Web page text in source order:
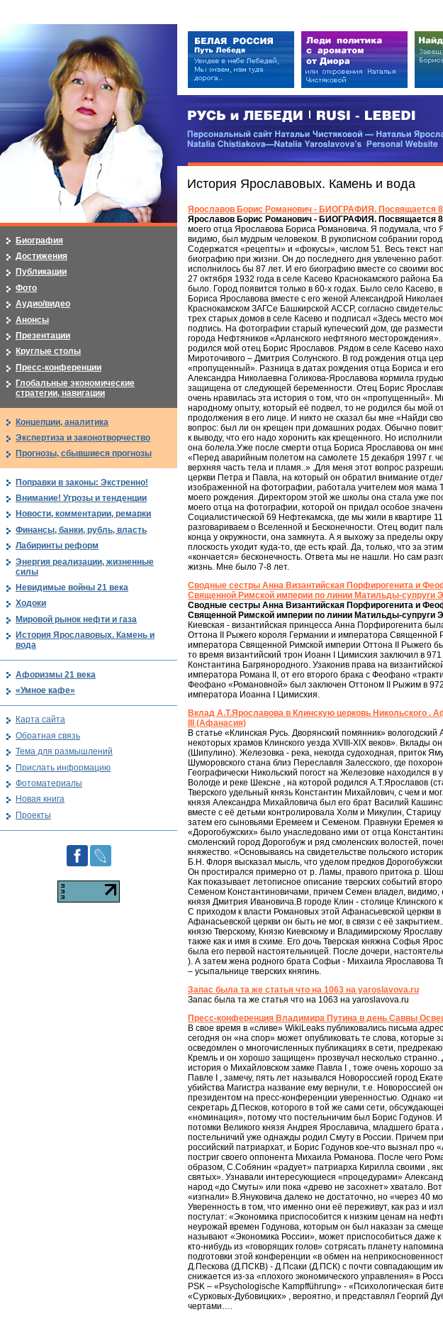
РУСЬ и ЛЕБЕДИ | RUSI — LEBEDI
Персональный сайт Натальи Чистяковой — Натальи Ярославовой
История Ярославовых. Камень и вода
Ярославов Борис Романович - БИОГРАФИЯ. Посвящается
Ярославов Борис Романович - БИОГРАФИЯ. Посвящается
моего отца Ярославова Бориса Романовича. Я подумала,
видимо, был мудрым человеком. В рукописном собрании
Содержатся «рецепты» и «фокусы», числом 51. Весь текст
биографию при жизни. Он до последнего дня увлеченно
исполнилось бы 87 лет. И его биографию вместе со своими
27 октября 1932 года в селе Касево Краснокамского района
было. Город появится только в 60-х годах. Было село
Бориса Ярославова вместе с его женой Александрой
Краснокамском ЗАГСе Башкирской АССР, согласно
трех старых домов в селе Касево и подписал «Здесь место
подпись. На фотографии старый купеческий дом, где
города Нефтяников «Арланского нефтяного
родился мой отец Борис Ярославов. Рядом в селе Касево
Мироточивого – Дмитрия Солунского. В год рождения отца
«пропущенный». Разница в датах рождения отца Бориса и
Александра Николаевна Голикова-Ярославова кормила
защищена от следующей беременности. Отец Борис
очень нравилась эта история о том, что он «пропущенный».
народному опыту, который её подвел, то не родился бы мой
продолжения в его лице. И никто не сказал бы мне «Найди
вопрос: был ли он крещен при домашних родах. Обычно
к выводу, что его надо хоронить как крещенного. Но
она болела.Уже после смерти отца Бориса Ярославова он
«Перед аварийным полетом на самолете 15 декабря 1997 г.
верхняя часть тела и пламя..» .Для меня этот вопрос
церкви Петра и Павла, на который он обратил внимание
изображенной на фотографии, работала учителем моя мама
моего рождения. Директором этой же школы она стала уже
моего отца на фотографии, которой он придал особое
Социалистической 69 Нефтекамска, где мы жили в квартире
разговариваем о Вселенной и Бесконечности. Отец водит
конца у окружности, она замкнута. А я выхожу за пределы
плоскость уходит куда-то, где есть край. Да, только, что за
«кончается» бесконечность. Ответа мы не нашли. Но сам
жизнь. Мне было 7-8 лет.
Сводные сестры Анна Византийская Порфирогенита и
Священной Римской империи по линии Матильды-супруги
Сводные сестры Анна Византийская Порфирогенита и
Священной Римской империи по линии Матильды-супруги
Киевская - византийская принцесса Анна Порфирогенита
Оттона II Рыжего короля Германии и императора Священной
императора Священной Римской империи Оттона II Рыжего
то время византийский трон Иоанн I Цимисхия заключил в
Константина Багрянородного. Узаконив права на
императора Романа II, от его второго брака с Феофано
Феофано «Романовной» был заключен Оттоном II Рыжим в
императора Иоанна I Цимисхия.
Вклад А.Т.Ярославова в Клинскую церковь Никольского .
III (Афанасия)
В статье «Клинская Русь. Дворянский помянник»
некоторых храмов Клинского уезда XVIII-XIX веков». Вклады
(Шипулино). Железовка - река, некогда судоходная, приток
Шуморовского стана близ Переславля Залесского, где
Географически Никольский погост на Железовке находился
Вологде и реке Шексне , на которой родился А.Т.Ярославов
Тверского удельный князь Константин Михайлович, с чем и
князя Александра Михайловича был его брат Василий
вместе с её детьми контролировала Холм и Микулин,
затем его сыновьями Еремеем и Семеном. Правнуки Еремея
«Дорогобужских» было унаследовано ими от отца
смоленский город Дорогобуж и ряд смоленских волостей,
княжество. «Основываясь на свидетельстве польского
Б.Н. Флоря высказал мысль, что уделом предков
Он простирался примерно от р. Ламы, правого притока р.
Как показывает летописное описание тверских событий
Семеном Константиновичами, причем Семен владел, видимо,
князя Дмитрия Ивановича.В городе Клин - столице
С приходом к власти Романовых этой Афанасьевской церкви
Афанасьевской церкви он быть не мог, в связи с её
князю Тверскому, Князю Киевскому и Владимирскому
также как и имя в схиме. Его дочь Тверская княжна Софья
была его первой настоятельницей. После дочери,
). А затем жена родного брата Софьи - Михаила Ярославова
– усыпальнице тверских княгинь.
Запас была та же статья что на 1063 на yaroslavova.ru
Запас была та же статья что на 1063 на yaroslavova.ru
Пресс-конференция Владимира Путина в день Саввы
В свое время в «сливе» WikiLeaks публиковались письма
сегодня он «на спор» может опубликовать те слова,
осведомлен о многочисленных публикациях в сети,
Кремль и он хорошо защищен» прозвучал несколько
история о Михайловском замке Павла I , тоже очень хорошо
Павле I , замечу, пять лет назывался Новороссией город
убийства Магистра название ему вернули, т.е.
президентом на пресс-конференции уверенностью. Однако
секретарь Д.Песков, которого в той же сами сети,
«номинация», потому что постельничим был Борис Годунов.
потомки Великого князя Андрея Ярославича, младшего
постельничий уже однажды родил Смуту в России. Причем
российский патриархат, и Борис Годунов кое-что вызнал
постриг своего оппонента Михаила Романова. После чего
образом, С.Собянин «радует» патриарха Кирилла своими ,
святых». Узнавали интересующиеся «процедурами»
народ «до Смуты» или пока «древо не засохнет» хватало.
«изгнали» В.Януковича далеко не достаточно, но «через 40
Уверенность в том, что именно они её переживут, как раз и
постулат: «Экономика приспособится к низким ценам на
неурожай времен Годунова, которым он был наказан за
называют «Экономика России», может приспособиться даже
кто-нибудь из «говорящих голов» сотрясать планету
подготовки этой конференции «в обмен на
Д.Пескова (Д.ПСКВ) - Д.Псаки (Д.ПСК) с почти совпадающим
снижается из-за «плохого экономического управления» в
PSK – «Psychologische Kampfführung» - «Психологическая
«Сурковых-Дубовицких» , вероятно, и представлял Георгий
чертами….
Биография
Достижения
Публикации
Фото
Аудио/видео
Анонсы
Презентации
Круглые столы
Пресс-конференции
Глобальные экономические
стратегии, навигации
Концепции, аналитика
Экспертиза и законотворчество
Прогнозы, сбывшиеся прогнозы
Поправки в законы: Экстренно!
Внимание! Угрозы и тенденции
Новости, комментарии, ремарки
Финансы, банки, рубль, власть
Лабиринты реформ
Энергия реализации, жизненные
силы
Невидимые войны 21 века
Ходоки
Мировой рынок нефти и газа
История Ярославовых. Камень и
вода
Афоризмы 21 века
«Умное кафе»
Карта сайта
Обратная связь
Тема для размышлений
Прислать информацию
Фотоматериалы
Новая книга
Проекты